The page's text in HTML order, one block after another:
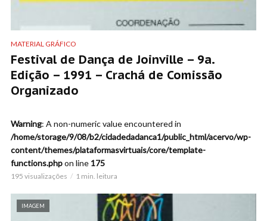
MATERIAL GRÁFICO
Festival de Dança de Joinville – 9a.
Edição – 1991 – Crachá de Comissão
Organizado
Warning: A non-numeric value encountered in
/home/storage/9/08/b2/cidadedadanca1/public_html/acervo/wp-
content/themes/plataformasvirtuais/core/template-
functions.phpon line 175
195 visualizações 1 min. leitura
IMAGEM